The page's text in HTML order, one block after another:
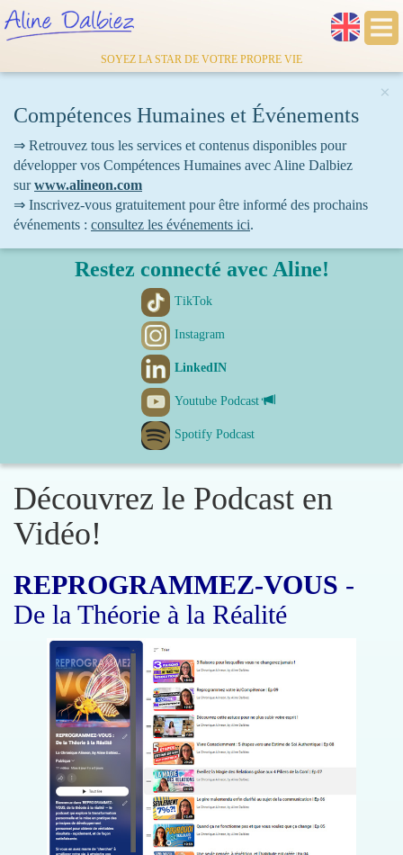
SOYEZ LA STAR DE VOTRE PROPRE VIE
×
Compétences Humaines et Événements
⇒ Retrouvez tous les services et contenus disponibles pour
développer vos Compétences Humaines avec Aline Dalbiez
surwww.alineon.com
⇒ Inscrivez-vous gratuitement pour être informé des prochains
événements : consultez les événements ici.
Restez connecté avec Aline!
TikTok
Instagram
LinkedIN
Youtube Podcast
Spotify Podcast
Découvrez le Podcast en
Vidéo!
REPROGRAMMEZ-VOUS -
De la Théorie à la Réalité